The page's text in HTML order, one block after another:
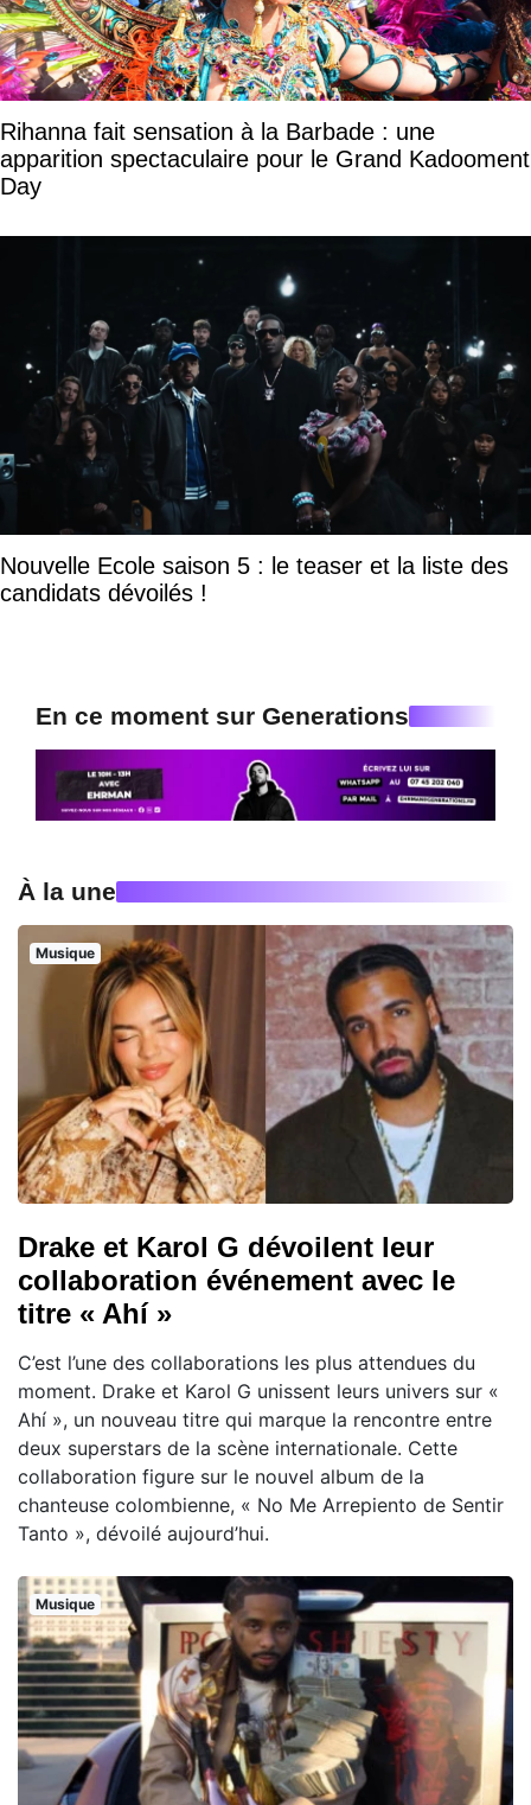
Rihanna fait sensation à la Barbade : une
apparition spectaculaire pour le Grand Kadooment
Day
Nouvelle Ecole saison 5 : le teaser et la liste des
candidats dévoilés !
En ce moment sur Generations
À la une
Musique
Drake et Karol G dévoilent leur
collaboration événement avec le
titre « Ahí »
C’est l’une des collaborations les plus attendues du
moment. Drake et Karol G unissent leurs univers sur «
Ahí », un nouveau titre qui marque la rencontre entre
deux superstars de la scène internationale. Cette
collaboration figure sur le nouvel album de la
chanteuse colombienne, « No Me Arrepiento de Sentir
Tanto », dévoilé aujourd’hui.
Musique